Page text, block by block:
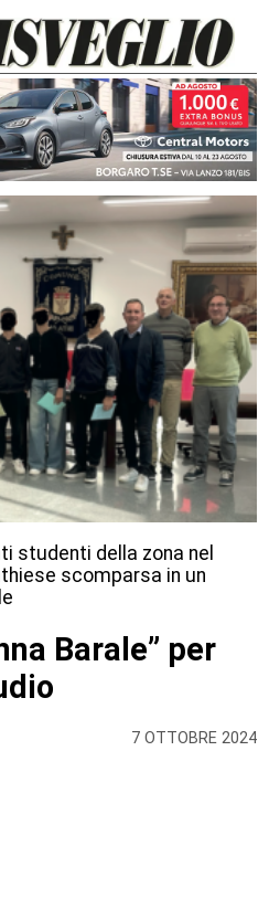
7 OTTOBRE 2024
studenti della zona nel
scomparsa in un
Barale” per